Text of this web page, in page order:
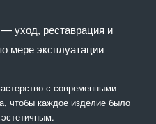
уход, реставрация и
мере эксплуатации
с современными
чтобы каждое изделие было